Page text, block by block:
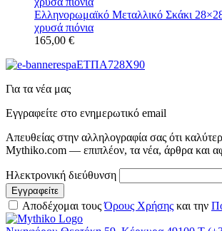
Ελληνορωμαϊκό Μεταλλικό Σκάκι
χρυσά πιόνια
165,00 €
Για τα νέα μας
Εγγραφείτε στο ενημερωτικό email
Απευθείας στην αλληλογραφία σας ότι
Mythiko.com — επιπλέον, τα νέα, άρθρα και
Ηλεκτρονική διεύθυνση
Αποδέχομαι τουςΌρους Χρήσης και την